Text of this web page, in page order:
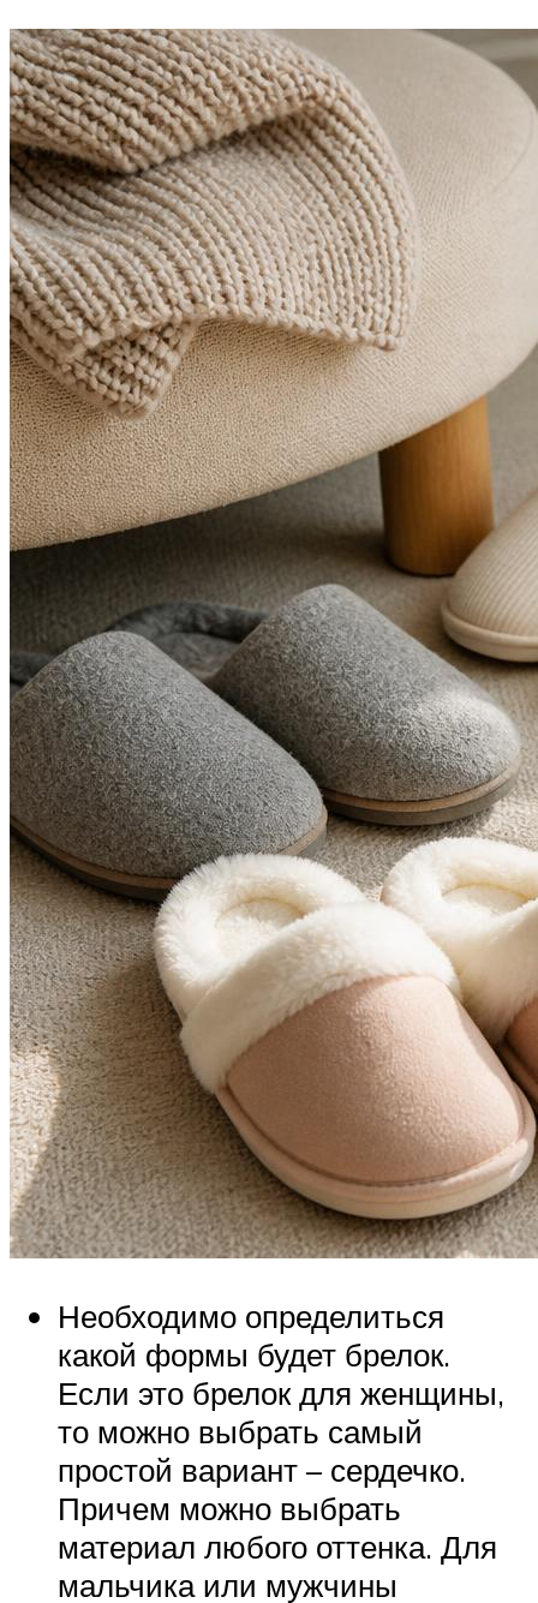
Необходимо определиться
какой формы будет брелок.
Если это брелок для женщины,
то можно выбрать самый
простой вариант – сердечко.
Причем можно выбрать
материал любого оттенка. Для
мальчика или мужчины